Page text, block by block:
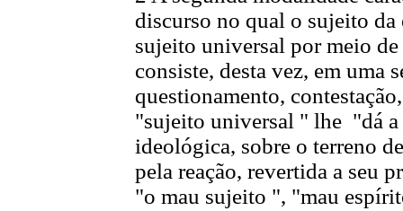
discurso no qual o sujeito
sujeito universal por meio
consiste, desta vez, em uma
questionamento,
"sujeito universal " lhe "dá a
ideológica, sobre o terreno
pela reação, revertida a seu
"o mau sujeito ", "mau